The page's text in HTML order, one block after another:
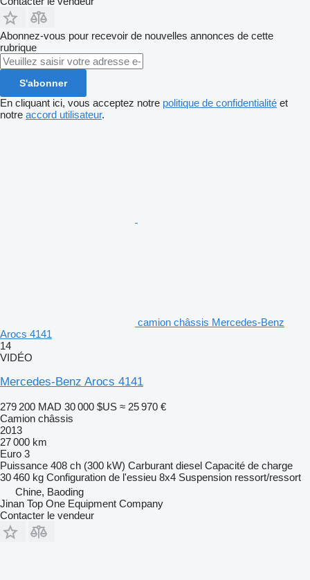
Abonnez-vous pour recevoir de nouvelles annonces de cette
rubrique
S'abonner
En cliquant ici, vous acceptez notre politique de confidentialité et
notre accord utilisateur.
camion châssis Mercedes-Benz
Arocs 4141
14
VIDÉO
Mercedes-Benz Arocs 4141
279 200 MAD 30 000 $US ≈ 25 970 €
Camion châssis
2013
27 000 km
Euro 3
Puissance 408 ch (300 kW) Carburant diesel Capacité de charge
30 460 kg Configuration de l'essieu 8x4 Suspension ressort/ressort
Chine, Baoding
Jinan Top One Equipment Company
Contacter le vendeur